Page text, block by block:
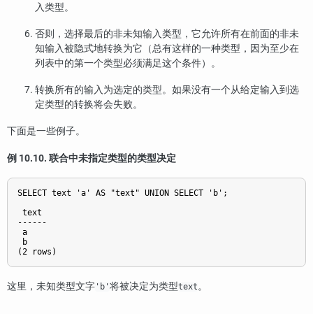
入类型。
否则，选择最后的非未知输入类型，它允许所有在前面的非未
知输入被隐式地转换为它（总有这样的一种类型，因为至少在
列表中的第一个类型必须满足这个条件）。
转换所有的输入为选定的类型。如果没有一个从给定输入到选
定类型的转换将会失败。
下面是一些例子。
例 10.10. 联合中未指定类型的类型决定
SELECT text 'a' AS "text" UNION SELECT 'b';
text
------
a
b
这里，未知类型文字 'b' 将被决定为类型text。